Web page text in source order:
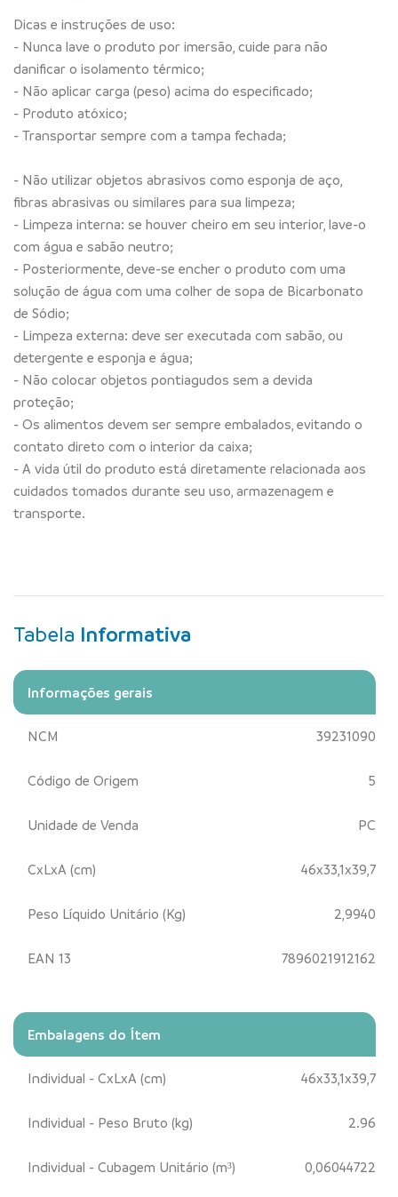
Dicas e instruções de uso:
- Nunca lave o produto por imersão, cuide para não
danificar o isolamento térmico;
- Não aplicar carga (peso) acima do especificado;
- Produto atóxico;
- Transportar sempre com a tampa fechada;
- Não utilizar objetos abrasivos como esponja de aço,
fibras abrasivas ou similares para sua limpeza;
- Limpeza interna: se houver cheiro em seu interior, lave-o
com água e sabão neutro;
- Posteriormente, deve-se encher o produto com uma
solução de água com uma colher de sopa de Bicarbonato
de Sódio;
- Limpeza externa: deve ser executada com sabão, ou
detergente e esponja e água;
- Não colocar objetos pontiagudos sem a devida
proteção;
- Os alimentos devem ser sempre embalados, evitando o
contato direto com o interior da caixa;
- A vida útil do produto está diretamente relacionada aos
cuidados tomados durante seu uso, armazenagem e
transporte.
Tabela Informativa
Informações gerais
NCM 39231090
Código de Origem 5
Unidade de Venda PC
CxLxA (cm) 46x33,1x39,7
Peso Líquido Unitário (Kg) 2,9940
EAN 13 7896021912162
Embalagens do Ítem
Individual - CxLxA (cm) 46x33,1x39,7
Individual - Peso Bruto (kg) 2.96
Individual - Cubagem Unitário (m³) 0,06044722